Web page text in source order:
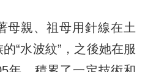
親、祖母用針線在土
“水波紋”，之後她在服